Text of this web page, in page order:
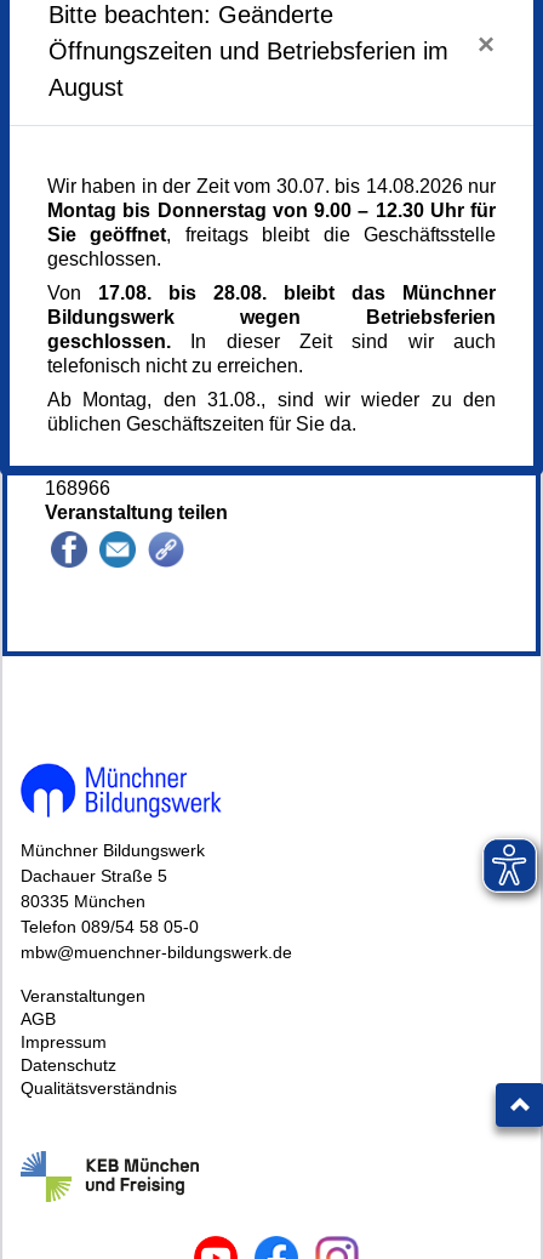
angegebenen Telefonnummer an.
Anmelden
Mittwoch, 10.06.2026, 16.00 - 17.30 Uhr
Veranstaltungsort
Zu den Hl. Zwölf Aposteln, Pfarrheim
Ilse-Weber-Str. 16
80686 München
Dekanat Südwest
089 5472713
Eintritt frei
0,00 €
Referent_in
Kursnummer
168966
Veranstaltung teilen
Münchner Bildungswerk
Dachauer Straße 5
80335 München
Telefon 089/54 58 05-0
mbw@muenchner-bildungswerk.de
Veranstaltungen
AGB
Impressum
Datenschutz
Qualitätsverständnis
Bitte beachten: Geänderte
Öffnungszeiten und Betriebsferien im
August
×
Wir haben in der Zeit vom 30.07. bis 14.08.2026 nur
Montag bis Donnerstag von 9.00 – 12.30 Uhr für
Sie geöffnet, freitags bleibt die Geschäftsstelle
geschlossen.
Von 17.08. bis 28.08. bleibt das Münchner
Bildungswerk wegen Betriebsferien
geschlossen. In dieser Zeit sind wir auch
telefonisch nicht zu erreichen.
Ab Montag, den 31.08., sind wir wieder zu den
üblichen Geschäftszeiten für Sie da.